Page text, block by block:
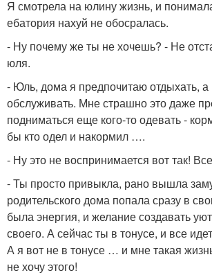
Я смотрела на юлину жизнь, и
ебатория нахуй не обосралась.
- Ну почему же ты не хочешь? - Не
юля.
- Юль, дома я предпочитаю отдыхать, а
обслуживать. Мне страшно это даже
подниматься еще кого-то одевать -
бы кто одел и накормил ….
- Ну это не воспринимается вот так!
- Ты просто привыкла, рано вышла
родительского дома попала сразу в
была энергия, и желание создавать
своего. А сейчас ты в тонусе, и все
А я вот не в тонусе … и мне такая
не хочу этого!